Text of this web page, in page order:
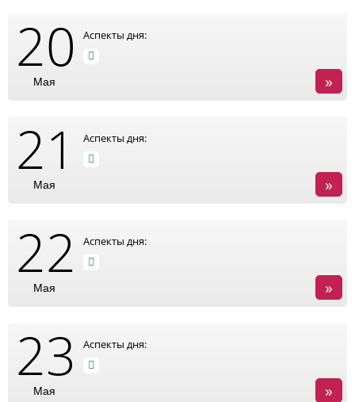
20
Мая
Аспекты дня:
»
21
Мая
Аспекты дня:
»
22
Мая
Аспекты дня:
»
23
Мая
Аспекты дня:
»